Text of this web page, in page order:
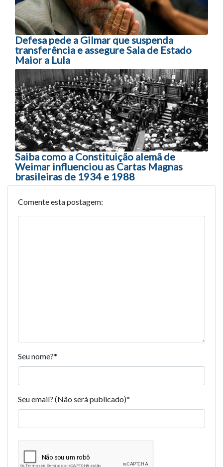
Defesa pede a Gilmar que suspenda
transferência e assegure Sala de Estado
Maior a Lula
Saiba como a Constituição alemã de
Weimar influenciou as Cartas Magnas
brasileiras de 1934 e 1988
Comente esta postagem:
Seu nome?*
Seu email? (Não será publicado)*